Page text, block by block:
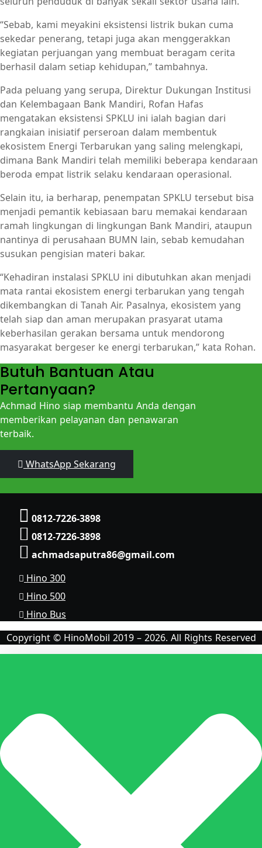
“Sebab, kami meyakini eksistensi listrik bukan cuma
sekedar penerang, tetapi juga akan menggerakkan
kegiatan perjuangan yang membuat beragam cerita
berhasil dalam setiap kehidupan,” tambahnya.
Pada peluang yang serupa, Direktur Dukungan Institusi
dan Kelembagaan Bank Mandiri, Rofan Hafas
mengatakan eksistensi SPKLU ini ialah bagian dari
rangkaian inisiatif perseroan dalam membentuk
ekosistem Energi Terbarukan yang saling melengkapi,
dimana Bank Mandiri telah memiliki beberapa kendaraan
beroda empat listrik selaku kendaraan operasional.
Selain itu, ia berharap, penempatan SPKLU tersebut bisa
menjadi pemantik kebiasaan baru memakai kendaraan
ramah lingkungan di lingkungan Bank Mandiri, ataupun
nantinya di perusahaan BUMN lain, sebab kemudahan
susukan pengisian materi bakar.
“Kehadiran instalasi SPKLU ini dibutuhkan akan menjadi
mata rantai ekosistem energi terbarukan yang tengah
dikembangkan di Tanah Air. Pasalnya, ekosistem yang
telah siap dan aman merupakan prasyarat utama
keberhasilan gerakan bersama untuk mendorong
masyarakat bergeser ke energi terbarukan,” kata Rohan.
Butuh Bantuan Atau
Pertanyaan?
Achmad Hino siap membantu Anda dengan
memberikan pelayanan dan penawaran
terbaik.
WhatsApp Sekarang
0812-7226-3898
0812-7226-3898
achmadsaputra86@gmail.com
Hino 300
Hino 500
Hino Bus
Copyright © HinoMobil 2019 – 2026. All Rights Reserved